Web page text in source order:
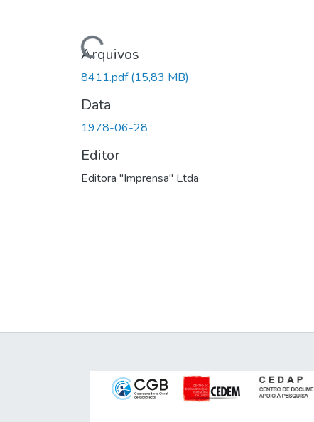
Carregando...
Arquivos
8411.pdf(15,83 MB)
Data
1978-06-28
Editor
Editora "Imprensa" Ltda